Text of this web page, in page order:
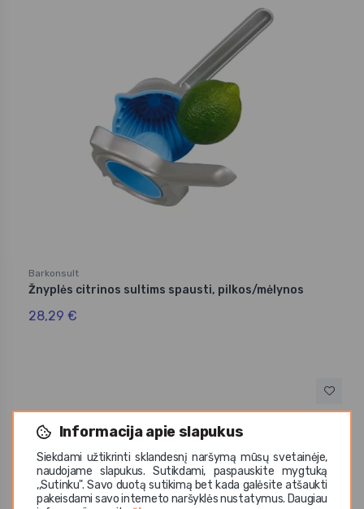
Informacija apie slapukus
Siekdami užtikrinti sklandesnį naršymą mūsų svetainėje,
naudojame slapukus. Sutikdami, paspauskite mygtuką
,,Sutinku". Savo duotą sutikimą bet kada galėsite atšaukti
pakeisdami savo interneto naršyklės nustatymus. Daugiau
Barkonsult
Žnyplės citrinos sultims spausti, pilkos/mėlynos
28,29 €